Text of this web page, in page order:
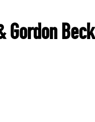
Gordon Beck